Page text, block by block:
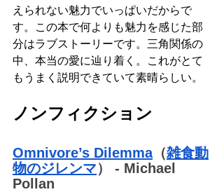
えられない魅力でいっぱいだからで
す。この本で何よりも魅力を感じた部
分はラブストーリーです。三角関係の
中、本当の愛に辿り着く。これがとて
もうまく説明できていて素晴らしい。
ノンフィクション
Omnivore’s Dilemma（雑食動
物のジレンマ）
- Michael
Pollan